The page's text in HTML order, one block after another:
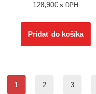
128,90€ s DPH
Pridať do košíka
1 2 3